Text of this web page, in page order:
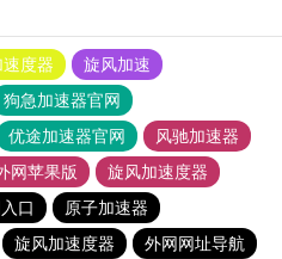
度器
旋风加速
狗急加速器官网
优途加速器官网
风驰加速器
网苹果版
旋风加速度器
口
原子加速器
旋风加速度器
外网网址导航